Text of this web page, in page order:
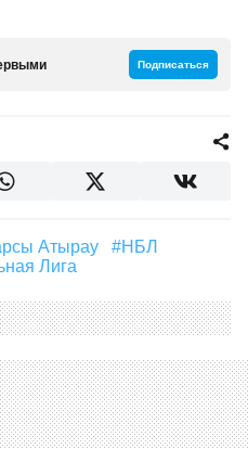
Подписаться
Атырау
#НБЛ
Лига